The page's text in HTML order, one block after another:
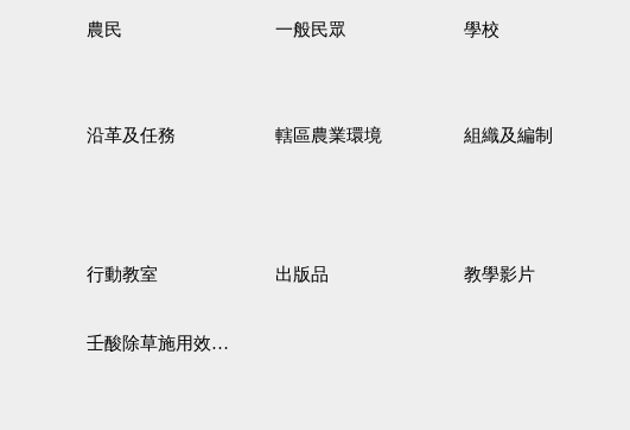
農民 一般民眾 學校
沿革及任務 轄區農業環境 組織及編制
行動教室 出版品 教學影片
壬酸除草施用效果觀察